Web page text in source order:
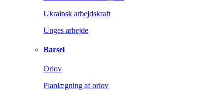
Ukrainsk arbejdskraft
Unges arbejde
Barsel
Orlov
Planlægning af orlov